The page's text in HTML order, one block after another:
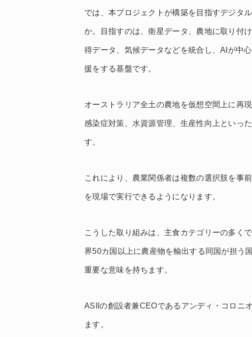
では、本プロジェクトが構築を目指すデジタ
か。目指すのは、衛星データ、農地に取り付
得データ、気候データなどを統合し、AIが中
援をする基盤です。
オーストラリア全土の農地を仮想空間上に再
感染症対策、水資源管理、生産性向上といっ
す。
これにより、農業関係者は複数の選択肢を事
を現場で実行できるようになります。
こうした取り組みは、主食カテゴリーの多く
界50カ国以上に農産物を輸出する同国が担う
重要な意味を持ちます。
ASIIの創設者兼CEOであるアンディ・コロニ
ます。